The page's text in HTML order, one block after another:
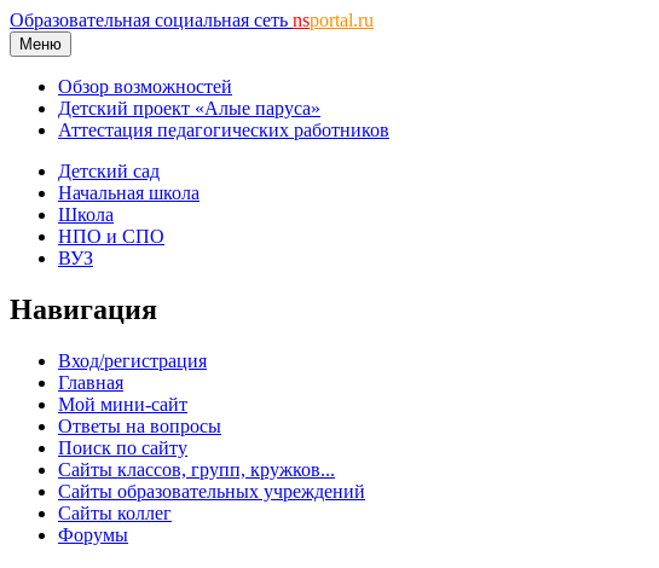
Образовательная социальная сеть nsportal.ru
Меню
Обзор возможностей
Детский проект «Алые паруса»
Аттестация педагогических работников
Детский сад
Начальная школа
Школа
НПО и СПО
ВУЗ
Навигация
Вход/регистрация
Главная
Мой мини-сайт
Ответы на вопросы
Поиск по сайту
Сайты классов, групп, кружков...
Сайты образовательных учреждений
Сайты коллег
Форумы